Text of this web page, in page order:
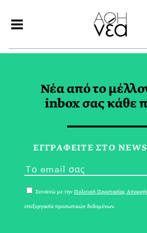
INTERVIEW TAG
Νέα από το
inbox σας κάθε
ΕΓΓPΑΦΕΙΤΕ ΣΤΟ
Συναινώ με την Πολιτική Προστασίας
επεξεργασία προσωπικών δεδομένων.